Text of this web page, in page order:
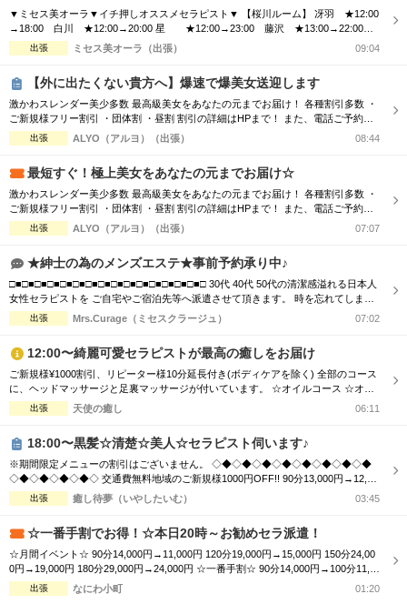
▼ミセス美オーラ▼イチ押しオススメセラピスト▼ 【桜川ルーム】 冴羽 ★12:00
→18:00 白川 ★12:00→20:00 星 ★12:00→23:00 藤沢 ★13:00→22:00
星宮 ★13:00→18:30 椿 ★14:00→19:00 椎名 ★15:00→22:00 矢口 ★1
8:00→25:00 希望 ★18:00→22:00 七瀬 ★19:00→25:00 香里奈★20...
出張 ミセス美オーラ（出張） 09:04
【外に出たくない貴方へ】爆速で爆美女送迎します
激かわスレンダー美少多数 最高級美女をあなたの元までお届け！ 各種割引多数 ・
ご新規様フリー割引 ・団体割 ・昼割 割引の詳細はHPまで！ また、電話ご予約を
優先させて頂きますので、 ご予約の際はお電話をオススメ致します！ ご了承下さ
いませ☆
出張 ALYO（アルヨ）（出張） 08:44
最短すぐ！極上美女をあなたの元までお届け☆
激かわスレンダー美少多数 最高級美女をあなたの元までお届け！ 各種割引多数 ・
ご新規様フリー割引 ・団体割 ・昼割 割引の詳細はHPまで！ また、電話ご予約を
優先させて頂きますので、 ご予約の際はお電話をオススメ致します！ ご了承下さ
いませ☆
出張 ALYO（アルヨ）（出張） 07:07
★紳士の為のメンズエステ★事前予約承り中♪
□■□■□■□■□■□■□■□■□■□■□■□■□■□■□■□ 30代 40代 50代の清潔感溢れる日本人
女性セラピストを ご自宅やご宿泊先等へ派遣させて頂きます。 時を忘れてしまう
程の癒しと心のこもった おもてなしをお届けします。 □■□■□■□■□■□■□■□■□■□
■□■□■□■□■□■□ お客様の日々のお疲れやストレスを心身共に癒す為 優しさ・気
出張 Mrs.Curage（ミセスクラージュ） 07:02
12:00〜綺麗可愛セラピストが最高の癒しをお届け
ご新規様¥1000割引、リピーター様10分延長付き(ボディケアを除く) 全部のコース
に、ヘッドマッサージと足裏マッサージが付いています。 ☆オイルコース ☆オイ
ルミックスコース 90分 ￥13,000→¥12,000 120分 ￥16,000→¥15,000 150分 ￥20,0
00→¥19,000 180分 ￥24,000→¥23,000 ☆ボディケアマッサージコース 90分 ￥1
出張 天使の癒し 06:11
18:00〜黒髪☆清楚☆美人☆セラピスト伺います♪
※期間限定メニューの割引はございません。 ◇◆◇◆◇◆◇◆◇◆◇◆◇◆◇◆
◇◆◇◆◇◆◇◆◇ 交通費無料地域のご新規様1000円OFF!! 90分13,000円→12,00
0円 120分16,000円→15,000円 150分20,000円→19,000円 ※指名料別途 ◇◆◇◆◇
◆◇◆◇◆◇◆◇◆◇◆◇◆◇◆◇◆◇◆◇ 市内の交通費を頂く地域のご新規様1
出張 癒し待夢（いやしたいむ） 03:45
☆一番手割でお得！☆本日20時～お勧めセラ派遣！
☆月間イベント☆ 90分14,000円→11,000円 120分19,000円→15,000円 150分24,00
0円→19,000円 180分29,000円→24,000円 ☆一番手割☆ 90分14,000円→100分11,0
00円 120分19,000円→130分15,000円 150分24,000円→160分19,000円 180分29,000
円→190分24,000円 ☆オプション☆ ...
出張 なにわ小町 01:20